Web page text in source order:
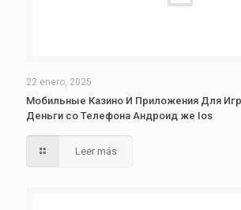
22 enero, 2025
Мобильные Казино И Приложения Для
Деньги со Телефона Андроид же Ios
Leer más